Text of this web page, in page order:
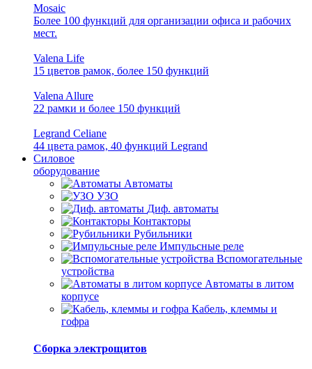
Mosaic
Более 100 функций для организации офиса и рабочих
мест.
Valena Life
15 цветов рамок, более 150 функций
Valena Allure
22 рамки и более 150 функций
Legrand Celiane
44 цвета рамок, 40 функций Legrand
Силовое
оборудование
Автоматы
УЗО
Диф. автоматы
Контакторы
Рубильники
Импульсные реле
Вспомогательные
устройства
Автоматы в литом
корпусе
Кабель, клеммы и
гофра
Сборка электрощитов